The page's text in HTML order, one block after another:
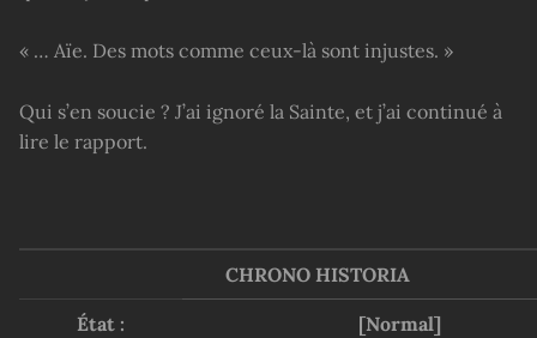
« … Aïe. Des mots comme ceux-là sont injustes. »
Qui s’en soucie ? J’ai ignoré la Sainte, et j’ai continué à
lire le rapport.
CHRONO HISTORIA
État : [Normal]